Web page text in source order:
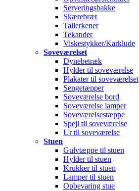
Serveringsbakke
Skærebræt
Tallerkener
Tekander
Viskestykker/Karklude
Soveværelset
Dynebetræk
Hylder til soveværelse
Plakater til soveværelset
Sengetæpper
Soveværelse bord
Soveværelse lamper
Soveværelsestæppe
Spejl til soveværelse
Ur til soveværelse
Stuen
Gulvtæppe til stuen
Hylder til stuen
Krukker til stuen
Lamper til stuen
Opbevaring stue